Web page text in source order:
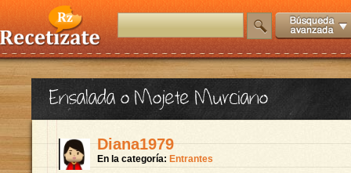
Ensalada o Mojete Murciano
Diana1979
En la categoría: Entrantes